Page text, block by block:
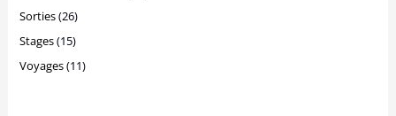
:
Sorties(26)
Stages(15)
Voyages(11)